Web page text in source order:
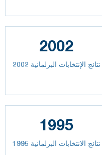
2002
نتائج الإنتخابات البرلمانية 2002
1995
نتائج الانتخابات البرلمانية 1995